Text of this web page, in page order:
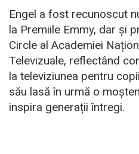
Engel a fost recunoscut
la Premiile Emmy, dar și
Circle al Academiei
Televizuale, reflectând
la televiziunea pentru
său lasă în urmă o
inspira generații întregi.